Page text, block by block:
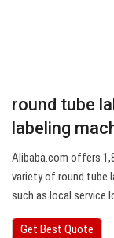
round tube
labeling
Alibaba.com offers
variety of round tube
such as local service
Get Best Quote